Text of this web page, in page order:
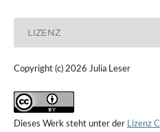
LIZENZ
Copyright (c) 2026 Julia Leser
Dieses Werk steht unter der Lizenz